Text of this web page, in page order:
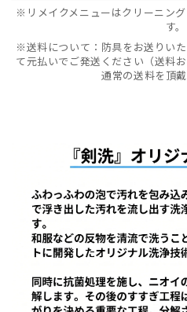
※リメイクメニューはクリーニン
す。
※送料について：防具をお送りい
て元払いでご発送ください（送料
通常の送料を頂戴